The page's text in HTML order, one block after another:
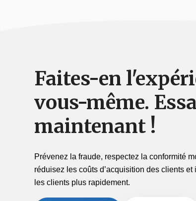
Faites-en
vous-même.
maintenant !
Prévenez la fraude, respectez la conformité
réduisez les coûts d’acquisition des clients et
les clients plus rapidement.